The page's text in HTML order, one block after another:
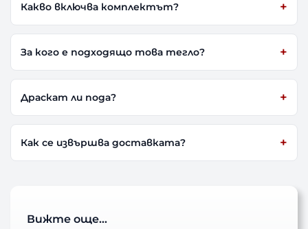
Какво включва комплектът?
За кого е подходящо това тегло?
Драскат ли пода?
Как се извършва доставката?
Вижте още…